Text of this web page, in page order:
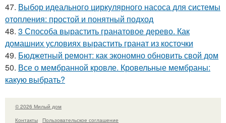
47. Выбор идеального циркулярного насоса для системы
отопления: простой и понятный подход
48. 3 Способа вырастить гранатовое дерево. Как
домашних условиях вырастить гранат из косточки
49. Бюджетный ремонт: как экономно обновить свой дом
50. Все о мембранной кровле. Кровельные мембраны:
какую выбрать?
© 2026 Милый дом
Контакты
Пользовательское соглашение